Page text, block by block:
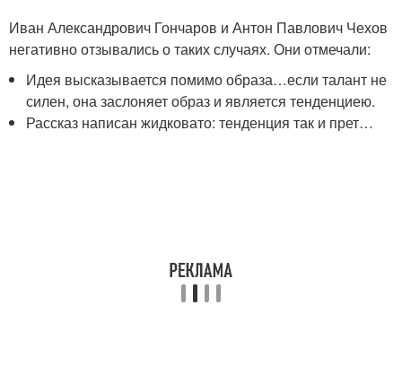
Иван Александрович Гончаров и Антон Павлович Чехов
негативно отзывались о таких случаях. Они отмечали:
Идея высказывается помимо образа…если талант не
силен, она заслоняет образ и является тенденциею.
Рассказ написан жидковато: тенденция так и прет…